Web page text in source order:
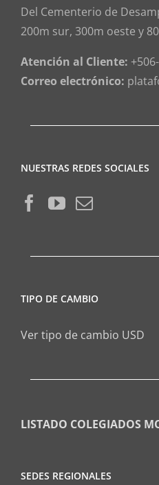
Del Cementerio de
200m sur, 300m oeste y
Atención al Cliente:
Correo electrónico:
NUESTRAS REDES SOCIALES
TIPO DE CAMBIO
Ver tipo de cambio USD
LISTADO COLEGIADOS
SEDES REGIONALES